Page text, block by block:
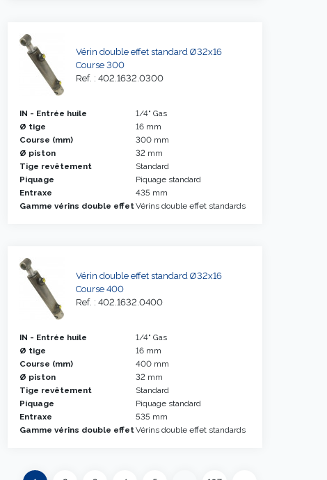
Vérin double effet standard Ø32x16
Course 300
Ref. : 402.1632.0300
IN - Entrée huile
1/4" Gas
Ø tige
16 mm
Course (mm)
300 mm
Ø piston
32 mm
Tige revêtement
Standard
Piquage
Piquage standard
Entraxe
435 mm
Gamme vérins double effetVérins double effet standards
Vérin double effet standard Ø32x16
Course 400
Ref. : 402.1632.0400
IN - Entrée huile
1/4" Gas
Ø tige
16 mm
Course (mm)
400 mm
Ø piston
32 mm
Tige revêtement
Standard
Piquage
Piquage standard
Entraxe
535 mm
Gamme vérins double effetVérins double effet standards